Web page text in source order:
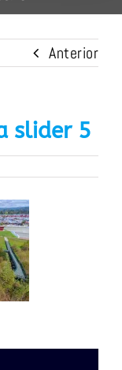
Anterior
slider 5